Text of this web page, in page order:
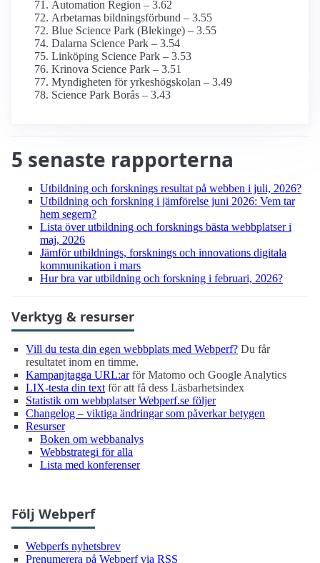
Automation Region – 3.62
Arbetarnas bildningsförbund – 3.55
Blue Science Park (Blekinge) – 3.55
Dalarna Science Park – 3.54
Linköping Science Park – 3.53
Krinova Science Park – 3.51
Myndigheten för yrkes­högskolan – 3.49
Science Park Borås – 3.43
5 senaste rapporterna
Utbildning och forsknings resultat på webben i juli, 2026?
Utbildning och forskning i jämförelse juni 2026: Vem tar
hem segern?
Lista över utbildning och forsknings bästa webbplatser i
maj, 2026
Jämför utbildnings, forsknings och innovations digitala
kommunikation i mars
Hur bra var utbildning och forskning i februari, 2026?
Verktyg & resurser
Vill du testa din egen webbplats med Webperf? Du får
resultatet inom en timme.
Kampanjtagga URL:arför Matomo och Google Analytics
LIX-testa din text för att få dess Läsbarhetsindex
Statistik om webbplatser Webperf.se följer
Changelog – viktiga ändringar som påverkar betygen
Resurser
Boken om webbanalys
Webbstrategi för alla
Lista med konferenser
Följ Webperf
Webperfs nyhetsbrev
Prenumerera på Webperf via RSS